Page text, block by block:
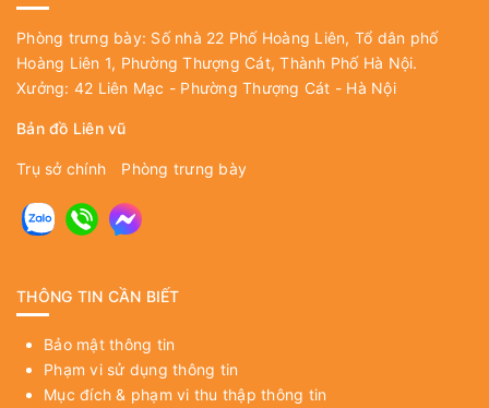
Phòng trưng bày: Số nhà 22 Phố Hoàng Liên, Tổ dân phố
Hoàng Liên 1, Phường Thượng Cát, Thành Phố Hà Nội.
Xưởng: 42 Liên Mạc - Phường Thượng Cát - Hà Nội
Bản đồ Liên vũ
Trụ sở chính Phòng trưng bày
THÔNG TIN CẦN BIẾT
Bảo mật thông tin
Phạm vi sử dụng thông tin
Mục đích & phạm vi thu thập thông tin